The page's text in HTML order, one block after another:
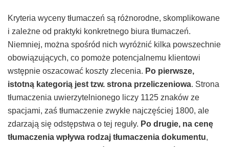
Kryteria wyceny tłumaczeń są różnorodne, skomplikowane
i zależne od praktyki konkretnego biura tłumaczeń.
Niemniej, można spośród nich wyróżnić kilka powszechnie
obowiązujących, co pomoże potencjalnemu klientowi
wstępnie oszacować koszty zlecenia. Po pierwsze,
istotną kategorią jest tzw. strona przeliczeniowa. Strona
tłumaczenia uwierzytelnionego liczy 1125 znaków ze
spacjami, zaś tłumaczenie zwykłe najczęściej 1800, ale
zdarzają się odstępstwa o tej reguły. Po drugie, na cenę
tłumaczenia wpływa rodzaj tłumaczenia dokumentu,